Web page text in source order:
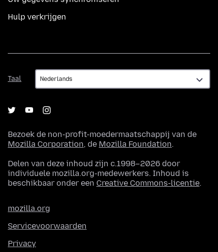
Hulp verkrijgen
Taal
Taal
Bezoek de non-profit-moedermaatschappij van de
Mozilla Corporation, de Mozilla Foundation.
Delen van deze inhoud zijn c.1998–2026 door
individuele mozilla.org-medewerkers. Inhoud is
beschikbaar onder een Creative Commons-licentie.
mozilla.org
Servicevoorwaarden
Privacy